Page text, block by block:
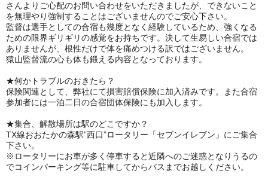
さんよりご心配のお問い合わせをいただきましたが、できないこと
を無理やり強制することはございませんのでご安心下さい。
監督は選手としての合宿も幾度となく経験しているため、強くなる
ための限界ギリギリの感覚をお持ちです。決して生易しい合宿では
ありませんが、根性だけで体を痛めつける訳ではございません。
猿山監督流の心も体も鍛える内容となっております。
★何かトラブルのおきたら？
保険関連として、弊社にて損害賠償保険に加入済みです。また合宿
参加者には一泊二日の合宿団体保険にも加入します。
★集合、解散場所は駅のどこですか？
TX線おおたかの森駅”西口”ロータリー「セブンイレブン」にご集合
下さい。
※ロータリーにお車が多く停車すると近隣へのご迷惑となりうるの
でコインパーキング等に駐車してからバスまでお越しください。